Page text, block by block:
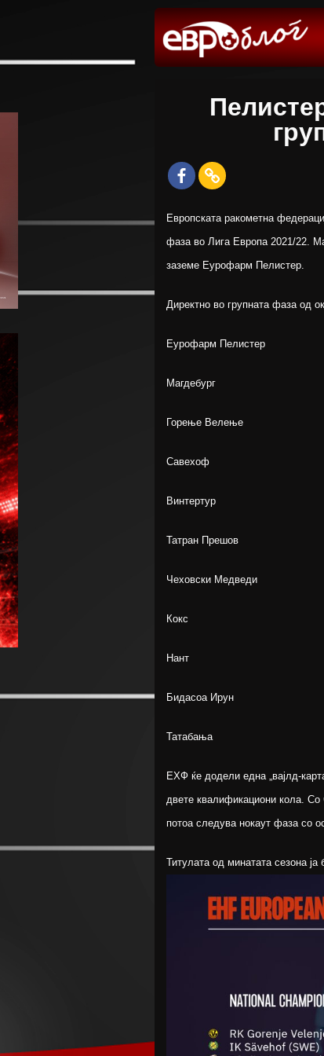
Европската ракометна
фаза во Лига Европа 2021/22.
заземе Еурофарм Пелистер.
Директно во групната фаза од
Еурофарм Пелистер
Магдебург
Горење Велење
Савехоф
Винтертур
Татран Прешов
Чеховски Медведи
Кокс
Нант
Бидасоа Ирун
Татабања
ЕХФ ќе додели една „вајлд-
двете квалификациони кола. Со
потоа следува нокаут фаза со
Титулата од минатата сезона